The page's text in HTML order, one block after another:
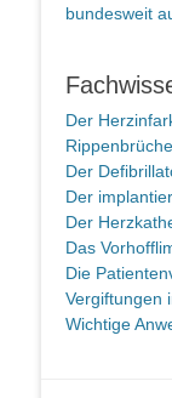
bundesweit
Der
Der
Der
Der
Das
Die
Vergiftungen
Wichtige